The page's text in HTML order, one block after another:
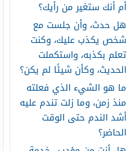
أم أنك ستغير من رأيك؟
هل حدث، وأن جلست مع
شخص يكذب عليك، وكنت
تعلم بكذبه، واستكملت
الحديث، وكأن شيئًا لم يكن؟
ما هو الشيء الذي فعلته
منذ زمن، وما زلت تندم عليه
أشد الندم حتى الوقت
الحاضر؟